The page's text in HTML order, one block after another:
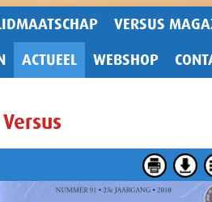
VERSUS
ACTUEEL WEBSHOP